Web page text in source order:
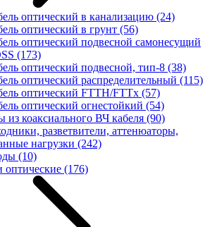
оптический в канализацию (24)
оптический в грунт (56)
оптический подвесной самонесущий
(173)
оптический подвесной, тип-8 (38)
оптический распределительный (115)
оптический FTTH/FTTx (57)
оптический огнестойкий (54)
из коаксиального ВЧ кабеля (90)
разветвители, аттенюаторы,
нагрузки (242)
(10)
оптические (176)